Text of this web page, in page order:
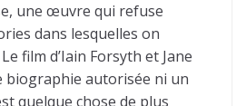
une œuvre qui refuse
dans lesquelles on
film d’Iain Forsyth et Jane
biographie autorisée ni un
quelque chose de plus